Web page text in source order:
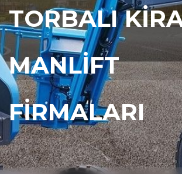
TORBALI
MANLIFT
FIRMALARI